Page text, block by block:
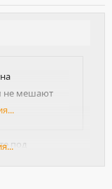
не мешают
под